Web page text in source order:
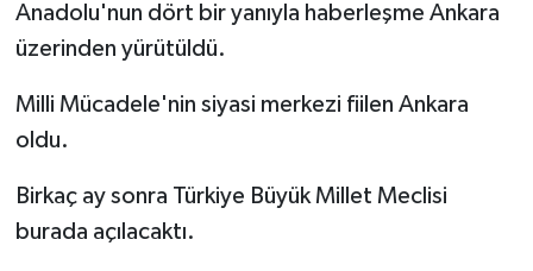
Anadolu'nun dört bir yanıyla haberleşme Ankara
üzerinden yürütüldü.
Milli Mücadele'nin siyasi merkezi fiilen Ankara
oldu.
Birkaç ay sonra Türkiye Büyük Millet Meclisi
burada açılacaktı.